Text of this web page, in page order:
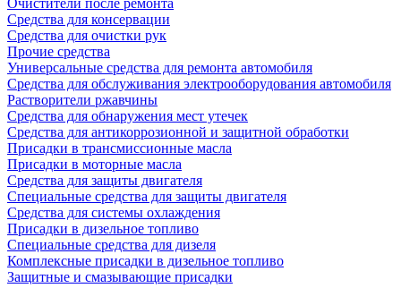
Очистители после ремонта
Средства для консервации
Средства для очистки рук
Прочие средства
Универсальные средства для ремонта автомобиля
Средства для обслуживания электрооборудования автомобиля
Растворители ржавчины
Средства для обнаружения мест утечек
Средства для антикоррозионной и защитной обработки
Присадки в трансмиссионные масла
Присадки в моторные масла
Средства для защиты двигателя
Специальныe средства для защиты двигателя
Средства для системы охлаждения
Присадки в дизельное топливо
Спeциальные средства для дизеля
Комплексные присадки в дизельное топливо
Защитные и смазывающие присадки